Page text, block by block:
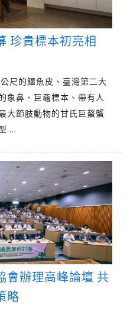
珍貴標本初亮相
尺的鱷魚皮、臺灣第二大
象鼻、巨黿標本、帶有人
大節肢動物的甘氏巨螯蟹
…
會辦理高峰論壇 共
略